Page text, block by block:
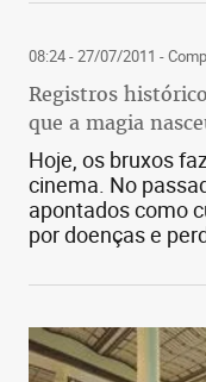
08:24 - 27/07/2011 -
Registros
que a magia
Hoje, os bruxos
cinema. No
apontados como
por doenças e